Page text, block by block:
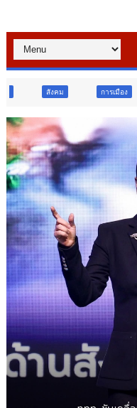
การเมือง สังคม